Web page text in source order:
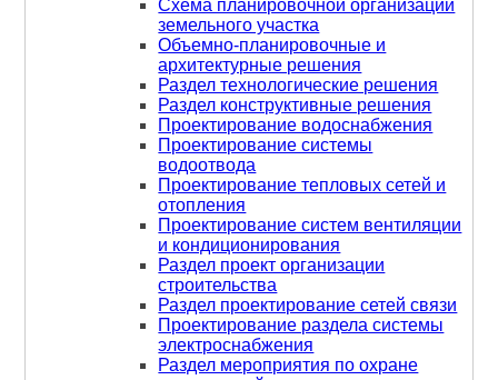
Схема планировочной организации
земельного участка
Объемно-планировочные и
архитектурные решения
Раздел технологические решения
Раздел конструктивные решения
Проектирование водоснабжения
Проектирование системы
водоотвода
Проектирование тепловых сетей и
отопления
Проектирование систем вентиляции
и кондиционирования
Раздел проект организации
строительства
Раздел проектирование сетей связи
Проектирование раздела системы
электроснабжения
Раздел мероприятия по охране
проектной документации является одним из
важнейших, он определяет основные принципы
и подходы к созданию несущих и ограждающих
конструкций здания или сооружения. Его
наличие и качественная детальная проработка
необходимы по следующим причинам:
Текстовая часть раздела «Технологические
решения» включает в себя подробное описание
всех деталей, связанных с технологическими
процессами и оборудованием на объекте.
Обеспечение прочности и
устойчивости объекта
Раздел содержит расчеты и решения,